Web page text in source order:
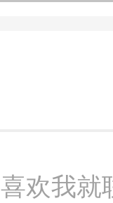
喜欢我就